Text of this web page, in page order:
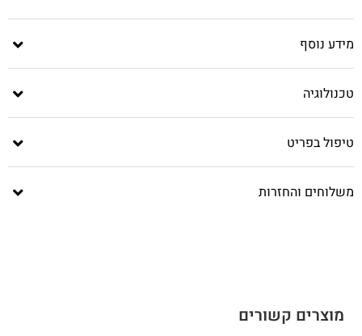
מידע נוסף
טכנולוגיה
טיפול בפריט
משלוחים והחזרות
מוצרים קשורים